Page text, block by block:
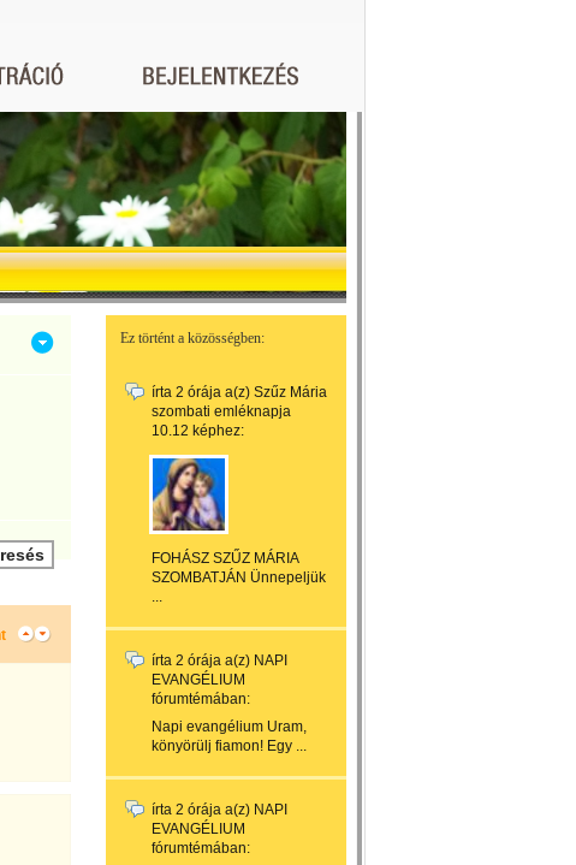
Ez történt a közösségben:
írta 2 órája a(z) Szűz Mária
szombati emléknapja
10.12 képhez:
FOHÁSZ SZŰZ MÁRIA
SZOMBATJÁN Ünnepeljük
...
írta 2 órája a(z) NAPI
EVANGÉLIUM
fórumtémában:
Napi evangélium Uram,
könyörülj fiamon! Egy ...
írta 2 órája a(z) NAPI
EVANGÉLIUM
fórumtémában: